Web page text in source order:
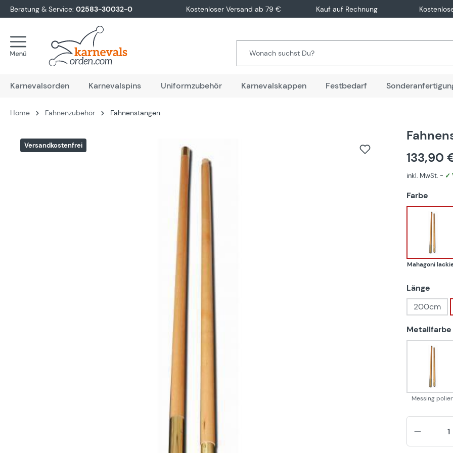
Zur Hauptnavigation springen
Beratung & Service: 02583-30032-0 Kostenloser Versand ab 79 € Kauf auf Rechnung
Karnevalsorden Karnevalspins Uniformzubehör Karnevalskappen Festbedarf
Home Fahnenzubehör Fahnenstangen
Versandkostenfrei
133,90
inkl. MwSt. - ✓
Farbe
Mahagoni
Länge
200cm
Metallfarbe
Messing